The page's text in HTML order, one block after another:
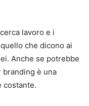
lavoro e i
che dicono ai
Anche se potrebbe
è una
costante.